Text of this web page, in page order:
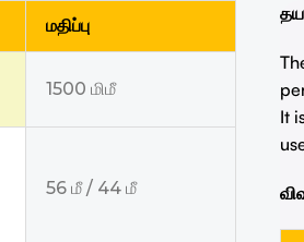
மதிப்பு
1500 மிமீ
56 மீ / 44 மீ
It